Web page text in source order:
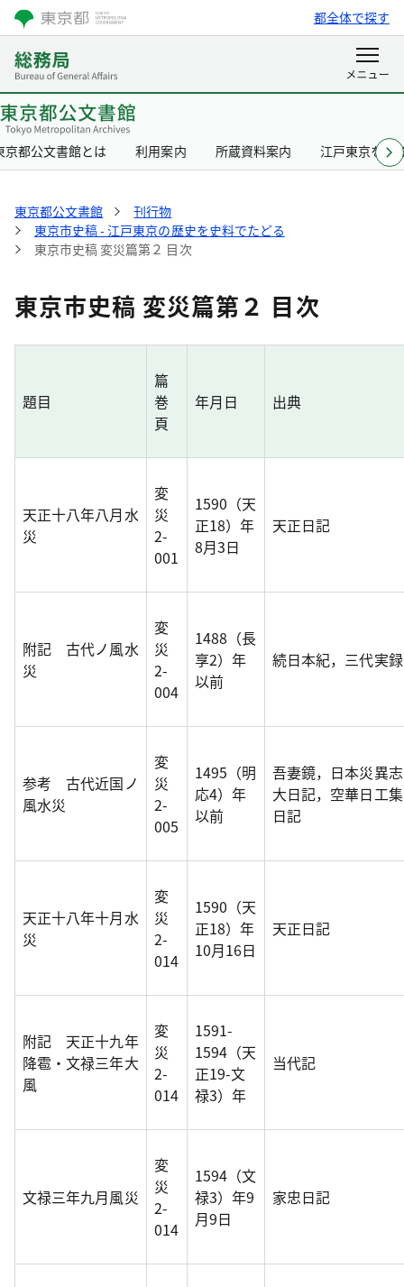
都全体で探す
京都公文書館とは 利用案内 所蔵資料案内 江戸東京を知
東京都公文書館
刊行物
東京市史稿 - 江戸東京の歴史を史料でたどる
東京市史稿 変災篇第２ 目次
東京市史稿 変災篇第２ 目次
題目
篇
巻
頁
年月日 出典
天正十八年八月水
災
変
災
2-
001
1590（天
正18）年
8月3日
天正日記
附記 古代ノ風水
災
変
災
2-
004
1488（長
享2）年
以前
続日本紀，三代実
参考 古代近国ノ
風水災
変
災
2-
005
1495（明
応4）年
以前
吾妻鏡，日本災異
大日記，空華日工
日記
天正十八年十月水
災
変
災
2-
014
1590（天
正18）年
10月16日
天正日記
附記 天正十九年
降雹・文禄三年大
風
変
災
2-
014
1591-
1594（天
正19-文
禄3）年
当代記
文禄三年九月風災
変
災
2-
014
1594（文
禄3）年9
月9日
家忠日記